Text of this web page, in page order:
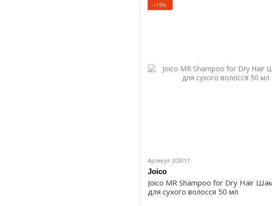
−15%
Артикул: JC0017
Joico
Joico MR Shampoo for Dry Hair
для сухого волосся 50 мл